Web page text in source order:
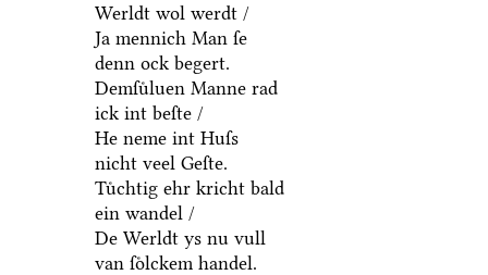
Werldt wol werdt /
Ja mennich Man ſe
denn ock begert.
Demſuͤluen Manne rad
ick int beſte /
He neme int Huſs
nicht veel Geſte.
Tuͤchtig ehr kricht bald
ein wandel /
De Werldt ys nu vull
van ſoͤlckem handel.